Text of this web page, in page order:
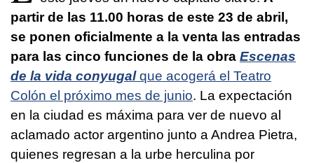
partir de las 11.00 horas de este 23 de abril,
se ponen oficialmente a la venta las entradas
para las cinco funciones de la obra Escenas
de la vida conyugalque acogerá el Teatro
Colón el próximo mes de junio. La expectación
en la ciudad es máxima para ver de nuevo al
aclamado actor argentino junto a Andrea Pietra,
quienes regresan a la urbe herculina por